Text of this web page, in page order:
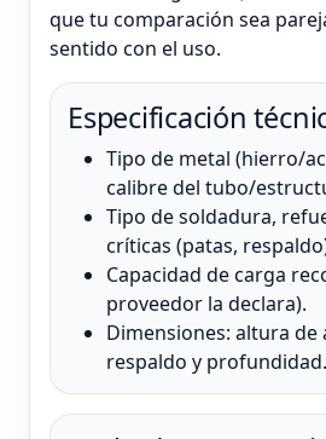
que tu comparación sea
sentido con el uso.
Especificación
Tipo de metal (hierro/
calibre del tubo/
Tipo de soldadura,
críticas (patas,
Capacidad de carga
proveedor la declara).
Dimensiones: altura de
respaldo y profundidad.